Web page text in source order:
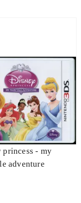
princess - my
adventure